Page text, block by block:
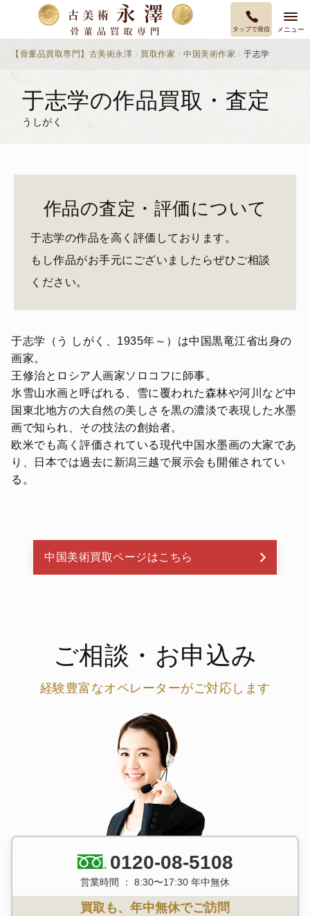
タップで発信 メニュー
【骨董品買取専門】古美術永澤 買取作家 中国美術作家 于志学
于志学の作品買取・査定
うしがく
作品の査定・評価について
于志学の作品を高く評価しております。
もし作品がお手元にございましたらぜひご相談
ください。
于志学（う しがく、1935年～）は中国黒竜江省出身の
画家。
王修治とロシア人画家ソロコフに師事。
氷雪山水画と呼ばれる、雪に覆われた森林や河川など中
国東北地方の大自然の美しさを黒の濃淡で表現した水墨
画で知られ、その技法の創始者。
欧米でも高く評価されている現代中国水墨画の大家であ
り、日本では過去に新潟三越で展示会も開催されてい
る。
中国美術買取ページはこちら
ご相談・お申込み
経験豊富なオペレーターがご対応します
0120-08-5108
営業時間 ： 8:30〜17:30 年中無休
買取も、年中無休でご訪問